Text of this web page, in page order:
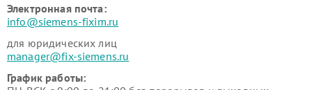
Электронная почта:
info@siemens-fixim.ru
для юридических лиц
manager@fix-siemens.ru
График работы: